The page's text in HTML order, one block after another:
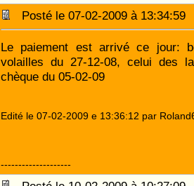
Posté le 07-02-2009 à
Le paiement est arrivé ce jour:
volailles du 27-12-08, celui des
chèque du 05-02-09
Edité le 07-02-2009 e 13:36:12 par
--------------------